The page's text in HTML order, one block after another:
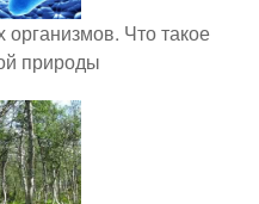
Что такое
природы